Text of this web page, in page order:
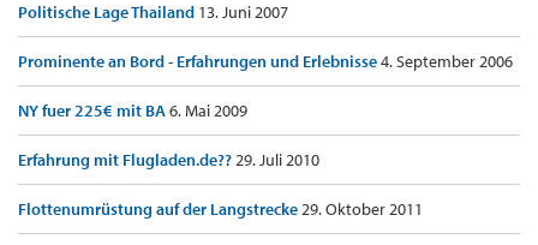
Politische Lage Thailand 13. Juni 2007
Prominente an Bord - Erfahrungen und Erlebnisse4. September 2006
NY fuer 225€ mit BA6. Mai 2009
Erfahrung mit Flugladen.de??29. Juli 2010
Flottenumrüstung auf der Langstrecke29. Oktober 2011